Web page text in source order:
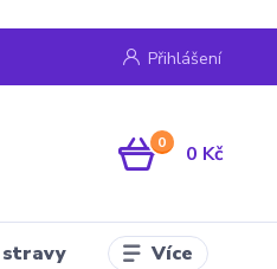
Přihlášení
0 0 Kč
stravy Více